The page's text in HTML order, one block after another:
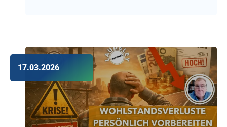
17.03.2026